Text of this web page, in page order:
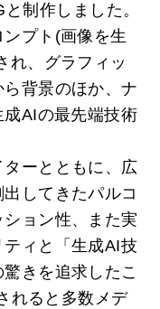
制作しました。
プト(画像を生
れ、グラフィッ
背景のほか、ナ
AIの最先端技術
ーとともに、広
してきたパルコ
ョン性、また実
ィと「生成AI技
きを追求したこ
れると多数メデ